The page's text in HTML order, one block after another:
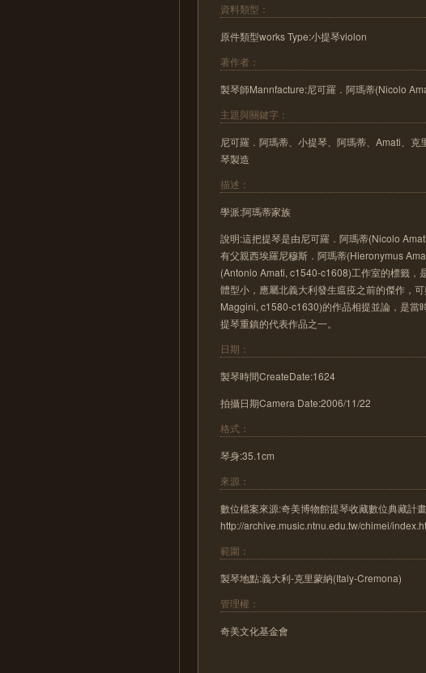
資料類型：
原件類型works Type:小提琴violon
著作者：
製琴師Mannfacture:尼可羅．阿瑪蒂(Nicolo
主題與關鍵字：
尼可羅．阿瑪蒂、小提琴、阿瑪蒂、Amati、
琴製造
描述：
學派:阿瑪蒂家族
說明:這把提琴是由尼可羅．阿瑪蒂(Nicolo
有父親西埃羅尼穆斯．阿瑪蒂(Hieronymus
(Antonio Amati, c1540-c1608)工作室的標籤，
體型小，應屬北義大利發生瘟疫之前的傑作，
Maggini, c1580-c1630)的作品相提並論，是
提琴重鎮的代表作品之一。
日期：
製琴時間CreateDate:1624
拍攝日期Camera Date:2006/11/22
格式：
琴身:35.1cm
來源：
數位檔案來源:奇美博物館提琴收藏數位典藏計畫
http://archive.music.ntnu.edu.tw/chimei/
範圍：
製琴地點:義大利-克里蒙納(Italy-Cremona)
管理權：
奇美文化基金會